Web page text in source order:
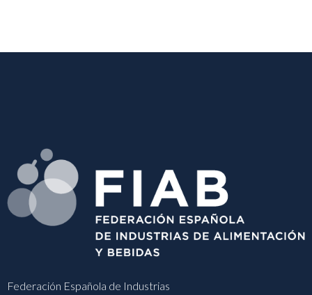
Federación Española de Industrias